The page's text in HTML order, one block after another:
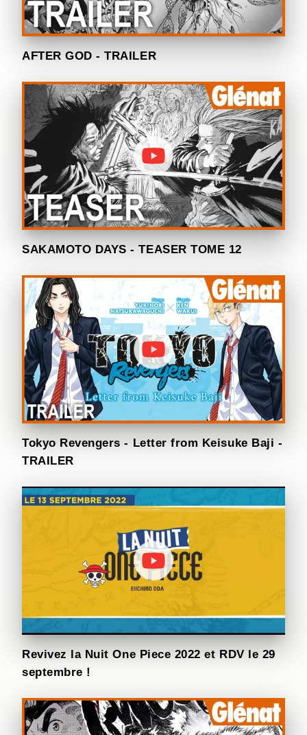
AFTER GOD - TRAILER
SAKAMOTO DAYS - TEASER TOME 12
Tokyo Revengers - Letter from Keisuke Baji -
TRAILER
Revivez la Nuit One Piece 2022 et RDV le 29
septembre !